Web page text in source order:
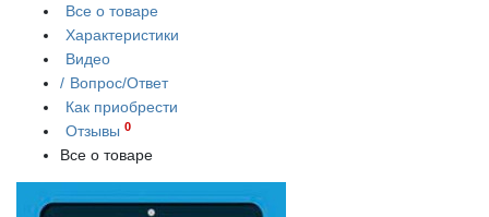
Все о товаре
Характеристики
Видео
/ Вопрос/Ответ
Как приобрести
Отзывы 0
Все о товаре